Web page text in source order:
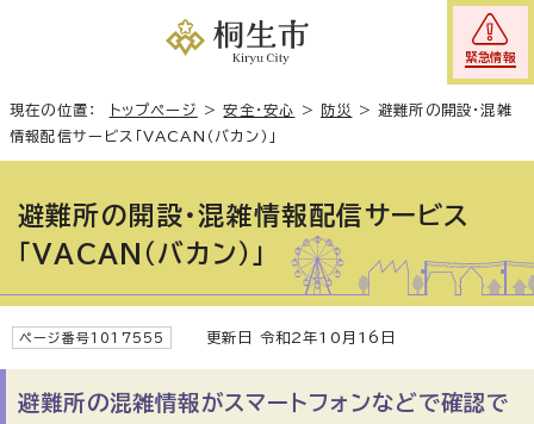
緊急情報
現在の位置： トップページ >安全・安心 > 防災 >避難所の開設・混雑
情報配信サービス「VACAN（バカン）」
避難所の開設・混雑情報配信サービス
「VACAN（バカン）」
ページ番号1017555 更新日 令和2年10月16日
避難所の混雑情報がスマートフォンなどで確認で